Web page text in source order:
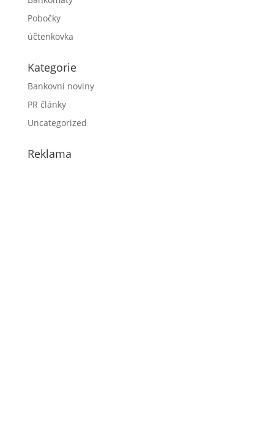
Pobočky
účtenkovka
Kategorie
Bankovní noviny
PR články
Uncategorized
Reklama